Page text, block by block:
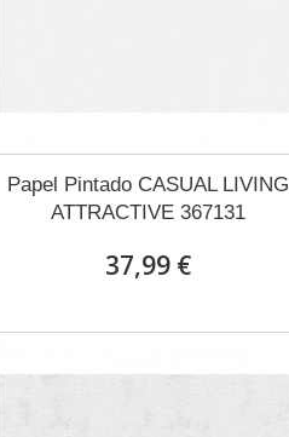
Papel Pintado CASUAL LIVING
ATTRACTIVE 367131
37,99 €